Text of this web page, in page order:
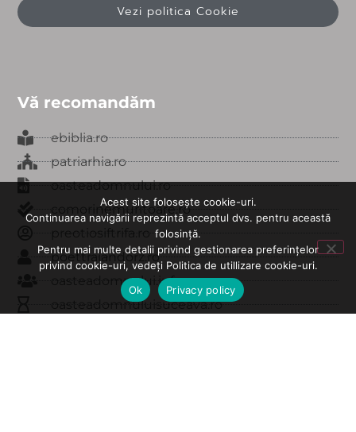
Vezi politica Cookie
Vă recomandăm
ebiblia.ro
patriarhia.ro
oasteadomnului.ro
comorinemuritoare.ro
poettraiandorz.ro
oasteadomnului.info
oasteadomnuluisuceava.ro
Acest site folosește cookie-uri.
Continuarea navigării reprezintă acceptul dvs. pentru această
folosință.
Pentru mai multe detalii privind gestionarea preferințelor
privind cookie-uri, vedeți Politica de utillizare cookie-uri.
Ok
Privacy policy